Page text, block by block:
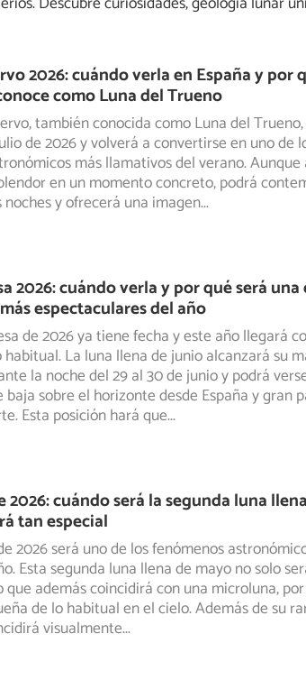
2026: cuándo verla en España y por
como Luna del Trueno
también conocida como Luna del
de 2026 y volverá a convertirse en uno de
más llamativos del verano.
en un momento concreto, podrá
y ofrecerá una imagen...
2026: cuándo verla y por qué será una
espectaculares del año
de 2026 ya tiene fecha y este año llegará
La luna llena de junio alcanzará su
la noche del 29 al 30 de junio y podrá
sobre el horizonte desde España y gran
Esta posición hará que...
2026: cuándo será la segunda luna
tan especial
2026 será uno de los fenómenos
Esta segunda luna llena de mayo no solo
que además coincidirá con una microluna,
de lo habitual en el cielo. Además de su
visualmente...